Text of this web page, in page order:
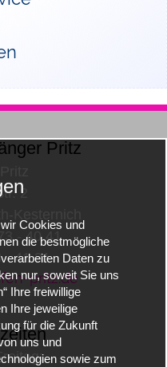
Pritz
2
- 40 41
- 41 31
pritz.de
Cookies und
die bestmögliche
Daten zu
nur, soweit Sie uns
Ihre freiwillige
Ihre jeweilige
für die Zukunft
uns und
sowie zum